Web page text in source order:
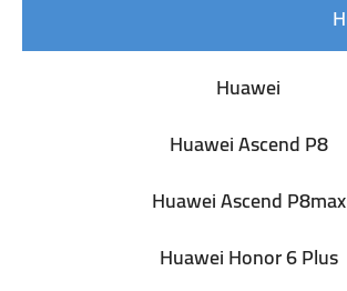
Huawei
Huawei Ascend P8
Huawei Ascend P8max
Huawei Honor 6 Plus